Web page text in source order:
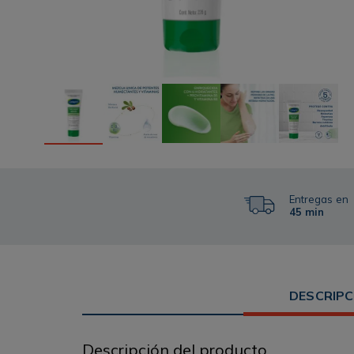
Entregas en
45 min
Descripción del producto